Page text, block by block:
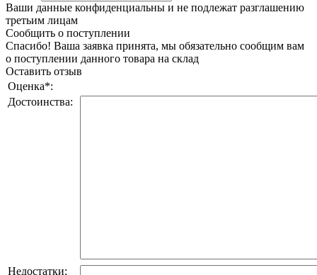
Ваши данные конфиденциальны и не подлежат разглашению
третьим лицам
Сообщить о поступлении
Спасибо! Ваша заявка принята, мы обязательно сообщим вам
о поступлении данного товара на склад
Оставить отзыв
Оценка*:
Достоинства:
Недостатки: